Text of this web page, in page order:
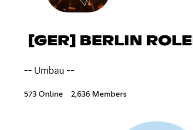
[GER] BERLIN
-- Umbau --
573 Online 2,636 Members